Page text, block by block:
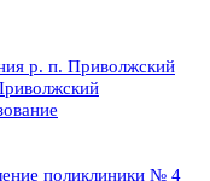
р. п. Приволжский
поликлиники № 4